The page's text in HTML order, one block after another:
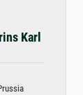
Karl